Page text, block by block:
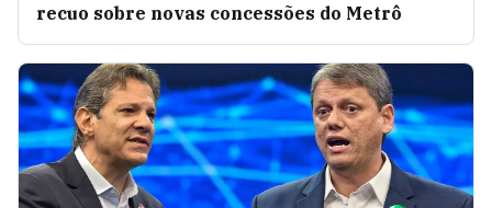
recuo sobre novas concessões do Metrô